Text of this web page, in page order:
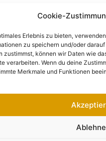
Cookie-
Erlebnis zu bieten,
zu speichern und/oder
zustimmst, können wir Daten wie
verarbeiten. Wenn du deine
Merkmale und Funktionen